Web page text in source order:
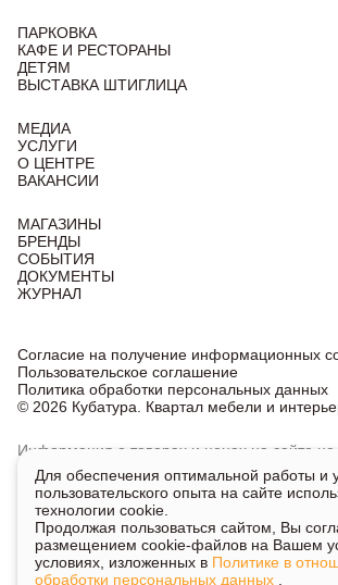
ПАРКОВКА
КАФЕ И РЕСТОРАНЫ
ДЕТЯМ
ВЫСТАВКА ШТИГЛИЦА
МЕДИА
УСЛУГИ
О ЦЕНТРЕ
ВАКАНСИИ
МАГАЗИНЫ
БРЕНДЫ
СОБЫТИЯ
ДОКУМЕНТЫ
ЖУРНАЛ
© 2026 Кубатура. Квартал мебели и
Согласие на получение информационных
Пользовательское соглашение
Политика обработки персональных данных
Информация о товарах и ценах на сайте не
публичной офертой, носит исключительно
характер.
Для получения подробной информации о
и стоимости указанных товаров и услуг
позвоните нам.
Для обеспечения оптимальной работы и
пользовательского опыта на сайте
технологии cookie.
Продолжая пользоваться сайтом, Вы
размещением cookie-файлов на Вашем
условиях, изложенных в Политике в
обработки персональных данных